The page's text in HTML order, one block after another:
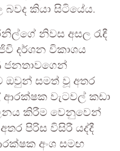
කියා සිටියේය.
නිවස අසල රැඳී
දර්ශන විකාශය
ජනතාවගෙන්
ඔවුන් සමත් වූ අතර
ආරක්ෂක වැටවල් කඩා
කිරීම වෙනුවෙන්
පිරිස විසිරී යද්දී
අංශ සමඟ